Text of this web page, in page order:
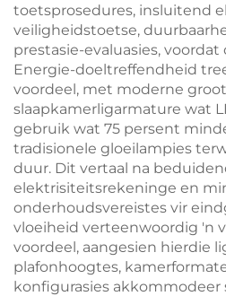
toetsprosedures, insluitend
veiligheidstoetse,
prestasie-evaluasies,
Energie-doeltreffendheid
voordeel, met moderne
slaapkamerligarmature wat
gebruik wat 75 persent
tradisionele gloeilampies
duur. Dit vertaal na
elektrisiteitsrekeninge en
onderhoudsvereistes vir
vloeiheid verteenwoordig 'n
voordeel, aangesien hierdie
plafonhoogtes,
konfigurasies akkommodeer